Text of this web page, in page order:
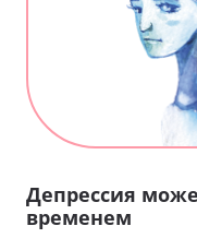
Депрессия
временем